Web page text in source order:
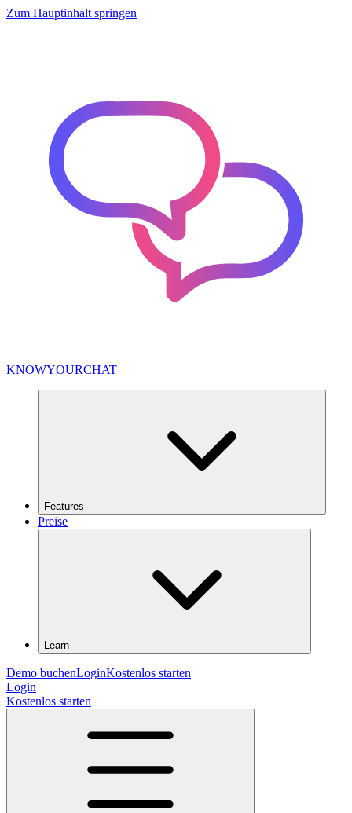
Zum Hauptinhalt springen
KNOWYOURCHAT
Features
Preise
Learn
Demo buchenLoginKostenlos starten
Login
Kostenlos starten